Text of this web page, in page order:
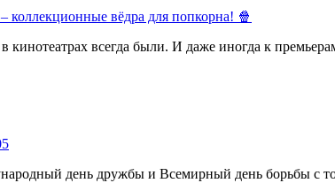
коллекционные вёдра для попкорна! 🍿
кинотеатрах всегда были. И даже иногда к
день дружбы и Всемирный день борьбы с